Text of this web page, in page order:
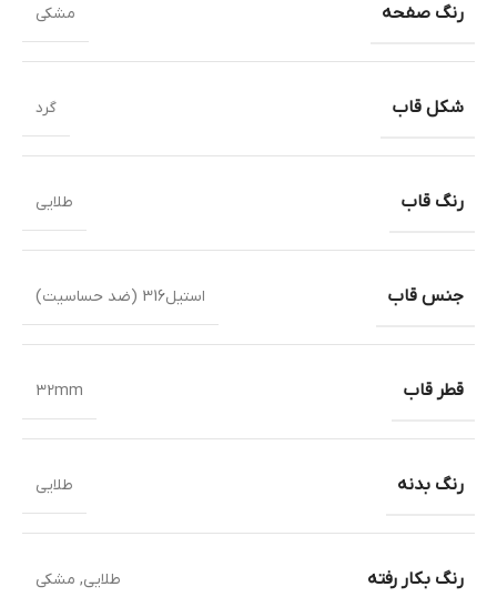
رنگ صفحه مشکی
شکل قاب گرد
رنگ قاب طلایی
جنس قاب استیل316 (ضد حساسیت)
قطر قاب 32mm
رنگ بدنه طلایی
رنگ بکار رفته طلایی, مشکی